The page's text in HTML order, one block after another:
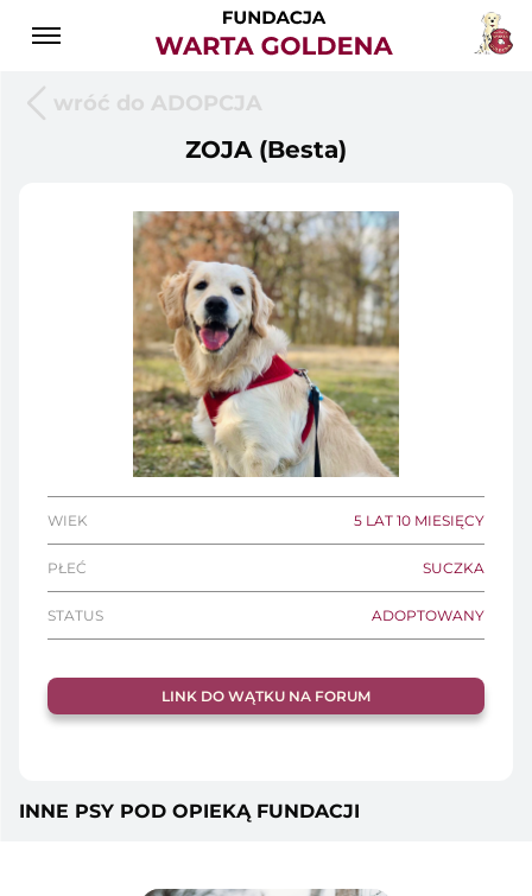
wróć do ADOPCJA
ZOJA (Besta)
WIEK 5 LAT 10 MIESIĘCY
PŁEĆ SUCZKA
STATUS ADOPTOWANY
LINK DO WĄTKU NA FORUM
INNE PSY POD OPIEKĄ FUNDACJI